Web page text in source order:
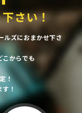
さい！
ズにおまかせ下さ
こからでも
！
！